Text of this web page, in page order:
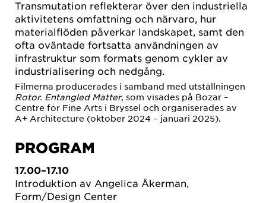
Transmutation reflekterar över den industriella
aktivitetens omfattning och närvaro, hur
materialflöden påverkar landskapet, samt den
ofta oväntade fortsatta användningen av
infrastruktur som formats genom cykler av
industrialisering och nedgång.
Filmerna producerades i samband med utställningen
Rotor. Entangled Matter, som visades på Bozar –
Centre for Fine Arts i Bryssel och organiserades av
A+ Architecture (oktober 2024 – januari 2025).
PROGRAM
17.00–17.10
Introduktion av Angelica Åkerman,
Form/Design Center